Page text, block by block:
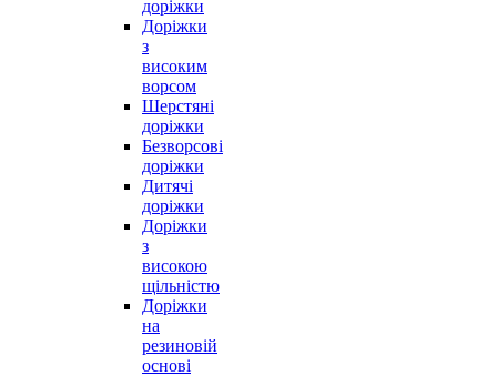
доріжки
Доріжки
з
високим
ворсом
Шерстяні
доріжки
Безворсові
доріжки
Дитячі
доріжки
Доріжки
з
високою
щільністю
Доріжки
на
резиновій
основі